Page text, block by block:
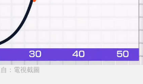
自：電視截圖